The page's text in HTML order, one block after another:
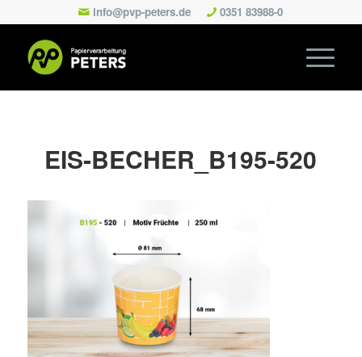
info@pvp-peters.de 0351 83988-0
EIS-BECHER_B195-520